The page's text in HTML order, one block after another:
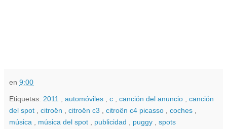
en 9:00
Etiquetas: 2011 , automóviles , c , canción del anuncio , canción
del spot , citroën , citroën c3 , citroën c4 picasso , coches ,
música , música del spot , publicidad , puggy , spots